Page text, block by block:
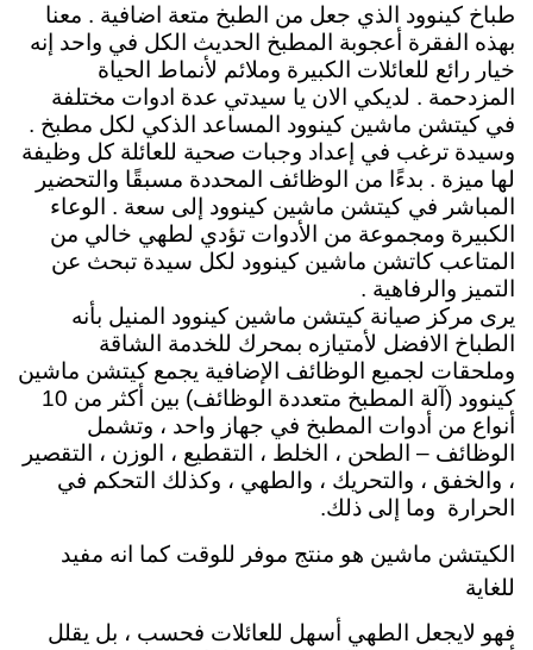
طباخ كينوود الذي جعل من الطبخ متعة اضافية . معنا
بهذه الفقرة أعجوبة المطبخ الحديث الكل في واحد إنه
خيار رائع للعائلات الكبيرة وملائم لأنماط الحياة
المزدحمة . لديكي الان يا سيدتي عدة ادوات مختلفة
في كيتشن ماشين كينوود المساعد الذكي لكل مطبخ .
وسيدة ترغب في إعداد وجبات صحية للعائلة كل وظيفة
لها ميزة . بدءًا من الوظائف المحددة مسبقًا والتحضير
المباشر في كيتشن ماشين كينوود إلى سعة . الوعاء
الكبيرة ومجموعة من الأدوات تؤدي لطهي خالي من
المتاعب كاتشن ماشين كينوود لكل سيدة تبحث عن
التميز والرفاهية .
يرى مركز صيانة كيتشن ماشين كينوود المنيل بأنه
الطباخ الافضل لأمتيازه بمحرك للخدمة الشاقة
وملحقات لجميع الوظائف الإضافية يجمع كيتشن ماشين
كينوود (آلة المطبخ متعددة الوظائف) بين أكثر من 10
أنواع من أدوات المطبخ في جهاز واحد ، وتشمل
الوظائف – الطحن ، الخلط ، التقطيع ، الوزن ، التقصير
، والخفق ، والتحريك ، والطهي ، وكذلك التحكم في
الحرارة وما إلى ذلك.
الكيتشن ماشين هو منتج موفر للوقت كما انه مفيد
للغاية
فهو لايجعل الطهي أسهل للعائلات فحسب ، بل يقلل